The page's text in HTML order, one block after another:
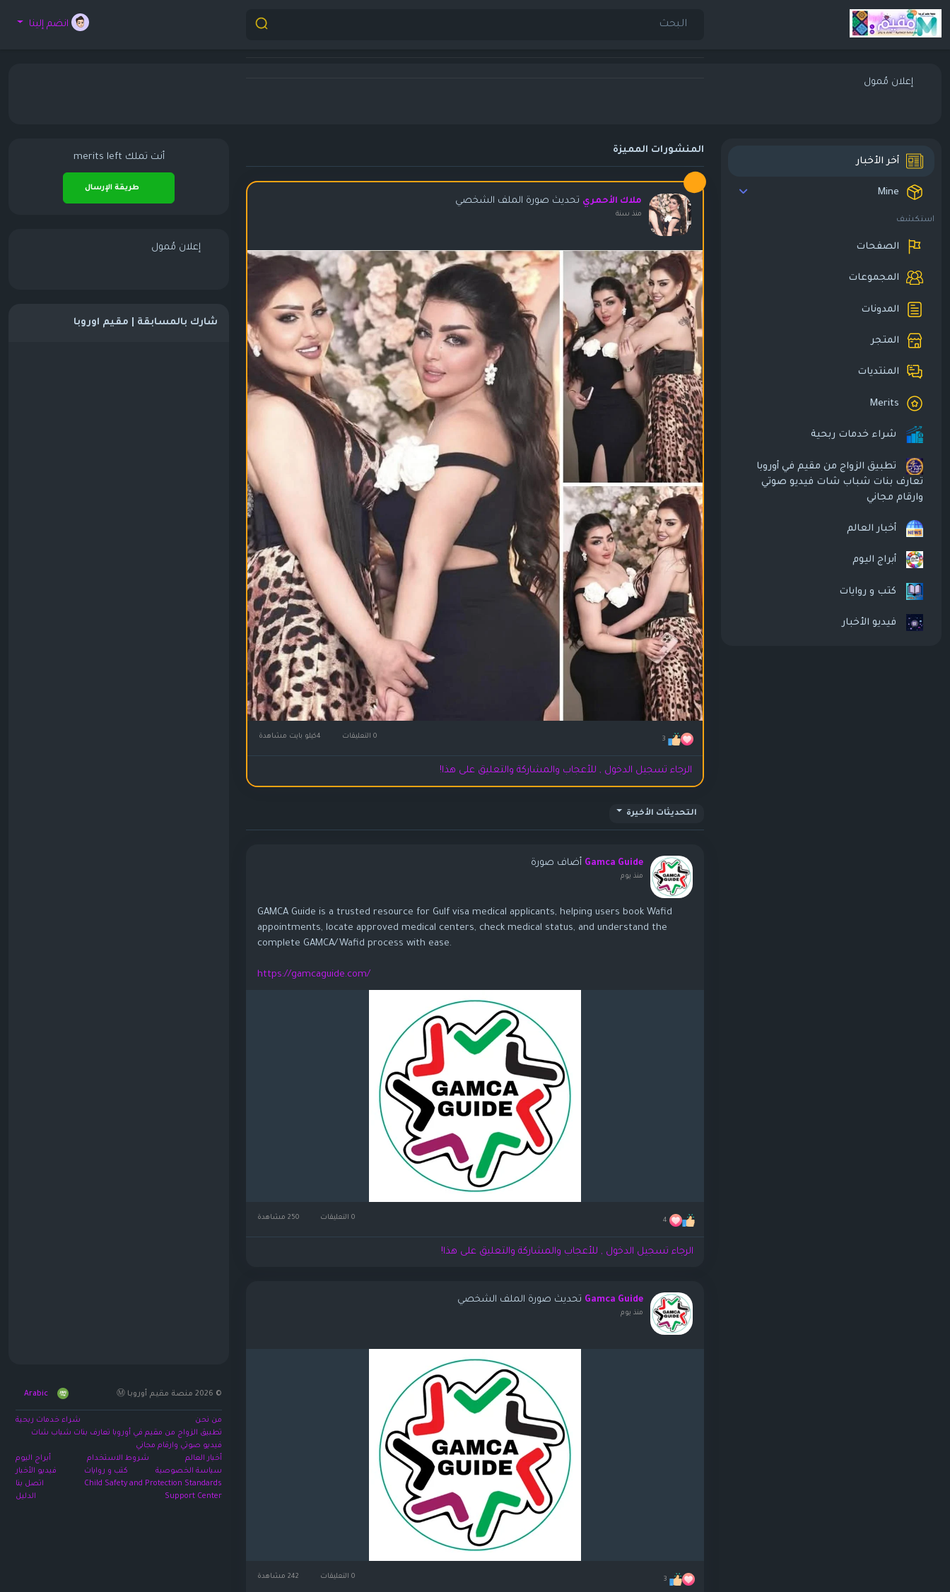
انضم إلينا
إعلان مُمول
أخر الأخبار
Mine
استكشف
الصفحات
المجموعات
المدونات
المتجر
المنتديات
Merits
شراء خدمات ربحية
تطبيق الزواج من مقيم في أوروبا
تعارف بنات شباب شات فيديو صوتي
وارقام مجاني
أخبار العالم
أبراج اليوم
كتب و روايات
فيديو الأخبار
المنشورات المميزة
ملاك الأحمري تحديث صورة الملف الشخصي
منذ سنة
3 0 التعليقات
الرجاء تسجيل الدخول , للأعجاب والمشاركة والتعليق على هذا!
التحديثات الأخيرة
Gamca Guide أضاف صورة
منذ يوم
GAMCA Guide is a trusted resource for Gulf visa medical applicants, helping users book Wafid
appointments, locate approved medical centers, check medical status, and understand the
complete GAMCA/Wafid process with ease.
https://gamcaguide.com/
4 0 التعليقات
الرجاء تسجيل الدخول , للأعجاب والمشاركة والتعليق على هذا!
Gamca Guide تحديث صورة الملف الشخصي
منذ يوم
3 0 التعليقات
أنت تملك merits left
طريقة الإرسال
إعلان مُمول
شارك بالمسابقة | مقيم اوروبا
© 2026 منصة مقيم أوروبا Ⓜ️ Arabic
من نحن
شراء خدمات ربحية
تطبيق الزواج من مقيم في أوروبا تعارف بنات شباب شات
فيديو صوتي وارقام مجاني
أخبار العالم
شروط الاستخدام
أبراج اليوم
سياسة الخصوصية
كتب و روايات
فيديو الأخبار
Child Safety and Protection Standards
اتصل بنا
Support Center
الدليل